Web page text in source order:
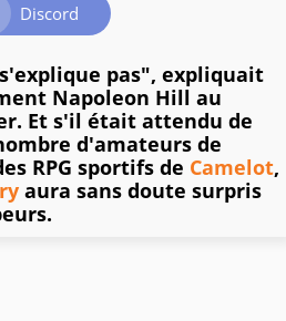
Discord
pas", expliquait
Napoleon Hill au
Et s'il était attendu de
d'amateurs de
RPG sportifs de Camelot,
aura sans doute surpris